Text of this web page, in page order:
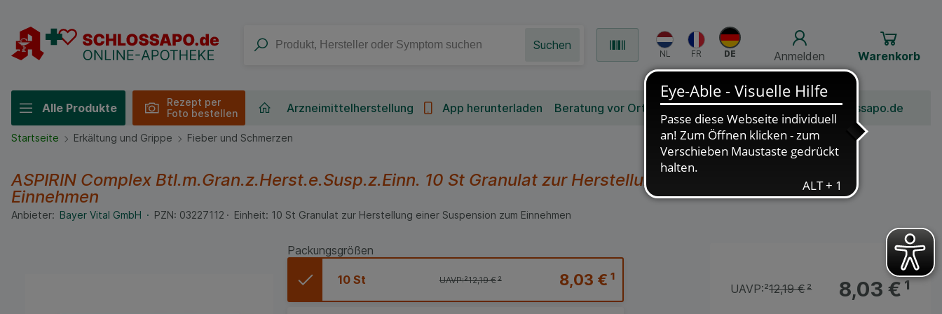
Anmelden Warenkorb
Suchen
Alle Produkte
Rezept per
Foto bestellen
Arzneimittelherstellung App herunterladen Beratung vor Ort Bonusprogramm Jobs Über Schlossapo.de
Startseite Erkältung und Grippe Fieber und Schmerzen
ASPIRIN Complex Btl.m.Gran.z.Herst.e.Susp.z.Einn. 10 St Granulat zur Herstellung einer Suspension zum
Einnehmen
Anbieter: Bayer Vital GmbH PZN: 03227112 Einheit: 10 St Granulat zur Herstellung einer Suspension zum Einnehmen
Packungsgrößen
10 St 8,03 €¹
UAVP:²12,19 €² 8,03 €¹
UAVP:²12,19 €²